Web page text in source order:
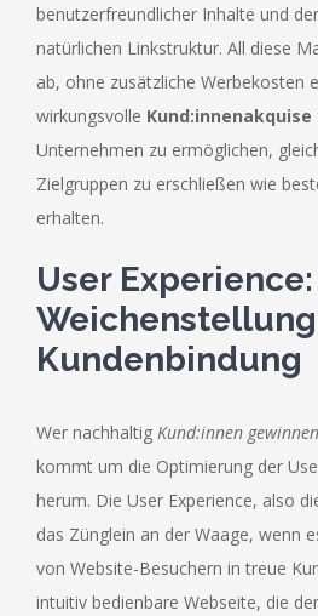
benutzerfreundlicher Inhalte und
natürlichen Linkstruktur. All diese
ab, ohne zusätzliche Werbekosten
wirkungsvolle Kund:innenakquise
Unternehmen zu ermöglichen,
Zielgruppen zu erschließen wie
erhalten.
User
Kundenbindung
Wer nachhaltig Kund:innen
kommt um die Optimierung der
herum. Die User Experience, also
das Zünglein an der Waage, wenn
von Website-Besuchern in treue
intuitiv bedienbare Webseite, die